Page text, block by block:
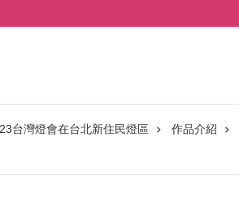
台灣燈會在台北新住民燈區 作品介紹